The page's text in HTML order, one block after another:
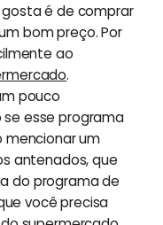
é de comprar
bom preço. Por
ao
.
pouco
esse programa
mencionar um
antenados, que
do programa de
você precisa